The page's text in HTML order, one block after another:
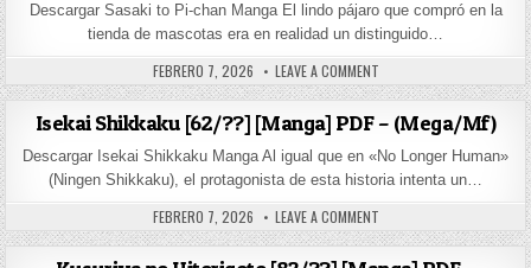
Descargar Sasaki to Pi-chan Manga El lindo pájaro que compró en la
tienda de mascotas era en realidad un distinguido…
PUBLISHED DATE:
FEBRERO 7, 2026 LEAVE A COMMENTON SASAKI TO PI-CHAN
Isekai Shikkaku [62/??] [Manga] PDF – (Mega/Mf)
Descargar Isekai Shikkaku Manga Al igual que en «No Longer Human»
(Ningen Shikkaku), el protagonista de esta historia intenta un…
PUBLISHED DATE:
FEBRERO 7, 2026 LEAVE A COMMENTON ISEKAI SHIKKAKU [62/